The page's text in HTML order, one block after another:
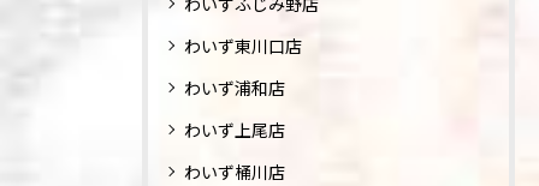
わいず東川口店
わいず浦和店
わいず上尾店
わいず桶川店